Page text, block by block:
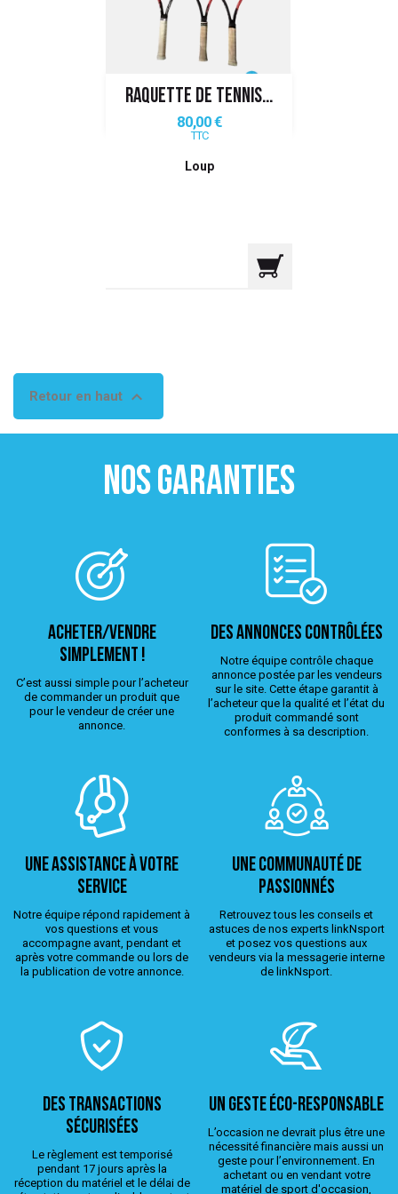
RAQUETTE DE TENNIS...
Prix
80,00 €
TTC
Loup
Retour en haut 
NOS GARANTIES
ACHETER/VENDRE
simplement !
C’est aussi simple pour l’acheteur
de commander un produit que
pour le vendeur de créer une
annonce.
Des annonces contrôlées
Notre équipe contrôle chaque
annonce postée par les vendeurs
sur le site. Cette étape garantit à
l’acheteur que la qualité et l’état du
produit commandé sont
conformes à sa description.
Une assistance à votre
service
Notre équipe répond rapidement à
vos questions et vous
accompagne avant, pendant et
après votre commande ou lors de
la publication de votre annonce.
Une Communauté de
passionnés
Retrouvez tous les conseils et
astuces de nos experts linkNsport
et posez vos questions aux
vendeurs via la messagerie interne
de linkNsport.
Des transactions
sécurisées
Le règlement est temporisé
pendant 17 jours après la
réception du matériel et le délai de
Un geste éco-responsable
L’occasion ne devrait plus être une
nécessité financière mais aussi un
geste pour l’environnement. En
achetant ou en vendant votre
matériel de sport d'occasion,